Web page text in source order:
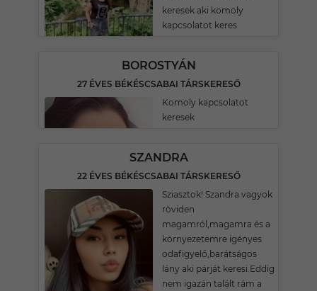
keresek aki komoly
kapcsolatot keres
BOROSTYÁN
27 ÉVES BÉKÉSCSABAI TÁRSKERESŐ
Komoly kapcsolatot
keresek
SZANDRA
22 ÉVES BÉKÉSCSABAI TÁRSKERESŐ
Sziasztok! Szandra vagyok
röviden
magamról,magamra és a
környezetemre igényes
odafigyelő,barátságos
lány aki párját keresi.Eddig
nem igazán talált rám a